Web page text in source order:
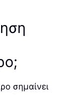
σημαίνει